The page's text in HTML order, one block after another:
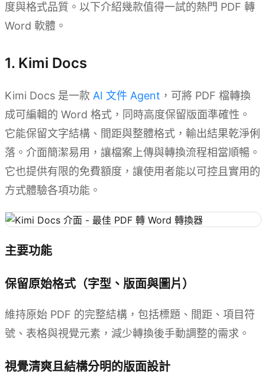
度與格式品質。以下介紹幾款值得一試的熱門 PDF 轉
Word 軟體。
1. Kimi Docs
Kimi Docs 是一款 AI 文件 Agent ，可將 PDF 檔轉換
成可編輯的 Word 格式，同時高度保留版面準確性。
它能保留文字結構、間距與整體格式，輸出結果乾淨俐
落。介面簡潔易用，讓檔案上傳與轉換流程相當順暢。
它也提供有限的免費額度，讓使用者能以可控且實用的
方式體驗各項功能。
主要功能
保留原始格式（字型、版面與圖片）
維持原始 PDF 的完整結構，包括標題、間距、項目符
號、表格與視覺元素，減少轉換後手動調整的需求。
視覺清爽且結構分明的版面設計